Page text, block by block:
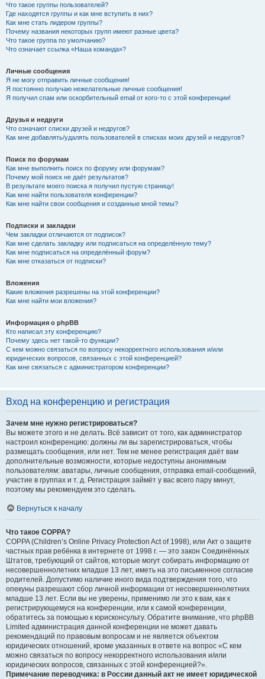
Что такое группы пользователей?
Где находятся группы и как мне вступить в них?
Как мне стать лидером группы?
Почему названия некоторых групп имеют разные цвета?
Что такое группа по умолчанию?
Что означает ссылка «Наша команда»?
Личные сообщения
Я не могу отправить личные сообщения!
Я постоянно получаю нежелательные личные сообщения!
Я получил спам или оскорбительный email от кого-то с этой конференции!
Друзья и недруги
Что означают списки друзей и недругов?
Как мне добавлять/удалять пользователей в списках моих друзей и недругов?
Поиск по форумам
Как мне выполнить поиск по форуму или форумам?
Почему мой поиск не даёт результатов?
В результате моего поиска я получил пустую страницу!
Как мне найти пользователя конференции?
Как мне найти свои сообщения и созданные мной темы?
Подписки и закладки
Чем закладки отличаются от подписок?
Как мне сделать закладку или подписаться на определённую тему?
Как мне подписаться на определённый форум?
Как мне отказаться от подписки?
Вложения
Какие вложения разрешены на этой конференции?
Как мне найти мои вложения?
Информация о phpBB
Кто написал эту конференцию?
Почему здесь нет такой-то функции?
С кем можно связаться по вопросу некорректного использования и/или
юридических вопросов, связанных с этой конференцией?
Как мне связаться с администратором конференции?
Вход на конференцию и регистрация
Зачем мне нужно регистрироваться?
Вы можете этого и не делать. Всё зависит от того, как администратор
настроил конференцию: должны ли вы зарегистрироваться, чтобы
размещать сообщения, или нет. Тем не менее регистрация даёт вам
дополнительные возможности, которые недоступны анонимным
пользователям: аватары, личные сообщения, отправка email-сообщений,
участие в группах и т. д. Регистрация займёт у вас всего пару минут,
поэтому мы рекомендуем это сделать.
Вернуться к началу
Что такое COPPA?
COPPA (Children’s Online Privacy Protection Act of 1998), или Акт о защите
частных прав ребёнка в интернете от 1998 г. — это закон Соединённых
Штатов, требующий от сайтов, которые могут собирать информацию от
несовершеннолетних младше 13 лет, иметь на это письменное согласие
родителей. Допустимо наличие иного вида подтверждения того, что
опекуны разрешают сбор личной информации от несовершеннолетних
младше 13 лет. Если вы не уверены, применимо ли это к вам, как к
регистрирующемуся на конференции, или к самой конференции,
обратитесь за помощью к юрисконсульту. Обратите внимание, что phpBB
Limited администрация данной конференции не может давать
рекомендаций по правовым вопросам и не является объектом
юридических отношений, кроме указанных в ответе на вопрос «С кем
можно связаться по вопросу некорректного использования и/или
юридических вопросов, связанных с этой конференцией?».
Примечание переводчика: в России данный акт не имеет юридической